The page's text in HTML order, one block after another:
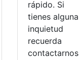
rápido. Si
tienes alguna
inquietud
recuerda
contactarnos